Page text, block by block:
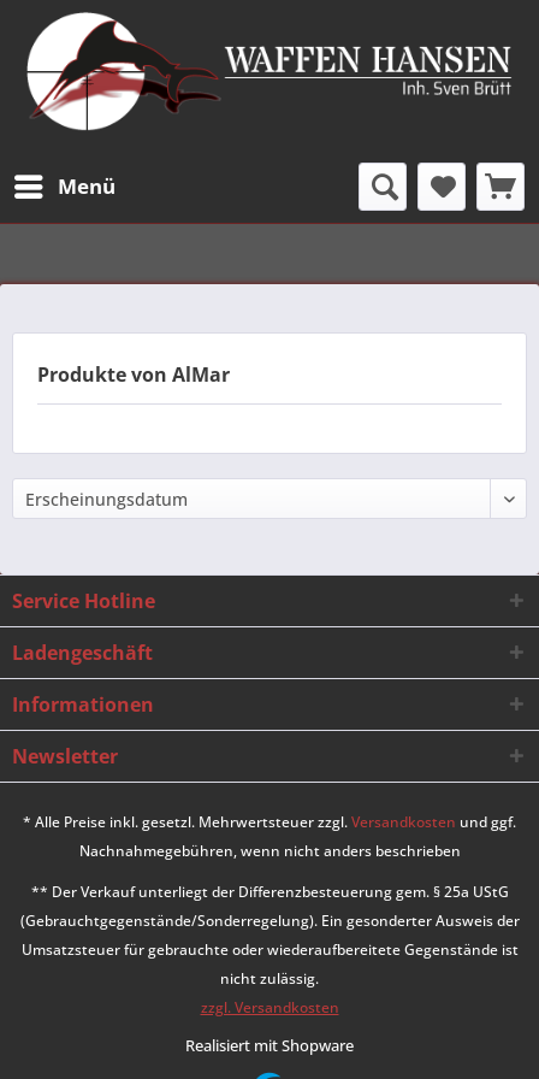
Menü
Produkte von AlMar
Service Hotline
Ladengeschäft
Informationen
Newsletter
* Alle Preise inkl. gesetzl. Mehrwertsteuer zzgl.Versandkosten und ggf.
Nachnahmegebühren, wenn nicht anders beschrieben
** Der Verkauf unterliegt der Differenzbesteuerung gem. § 25a UStG
(Gebrauchtgegenstände/Sonderregelung). Ein gesonderter Ausweis der
Umsatzsteuer für gebrauchte oder wiederaufbereitete Gegenstände ist
nicht zulässig.
zzgl. Versandkosten
Realisiert mit Shopware